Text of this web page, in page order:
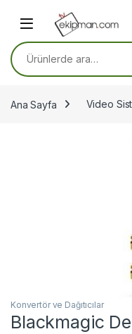
Ara:
Ana Sayfa Video
Konvertör ve Dağıtıcılar
Blackmagic